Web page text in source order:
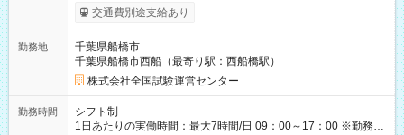
※勤務回数により昇給あり 【即給（前払い）オプションあ
り！】 希望される場合、勤務から1週間ほどで給与の一部を受け
例】 ・河合塾模擬試験 8:30～17:30（休憩1時間） 時給1,300円
×8時間＝日収10,400円＋交通費 ※当日の役割により時給＋100
円の場合あり ・国家試験 7:00～13:30（休憩なし） 時給1,300
円（役割手当＋100円）×6時間＝日収8,400円＋交通費 【試用期
間】試用期間なし
交通費別途支給あり
勤務地
千葉県船橋市
千葉県船橋市西船（最寄り駅：西船橋駅）
株式会社全国試験運営センター
勤務時間
シフト制
1日あたりの実働時間：最大7時間/日 09：00～17：00 ※勤務時